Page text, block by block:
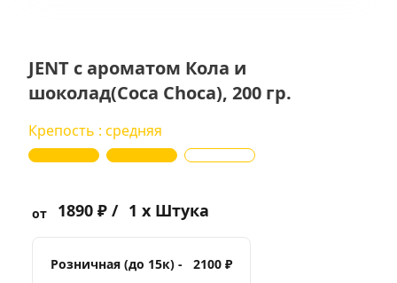
JENT с ароматом Кола и
шоколад(Coca Choca), 200 гр.
Крепость : средняя
от 1890 ₽ / 1 x Штука
Розничная (до 15к) -
2100 ₽